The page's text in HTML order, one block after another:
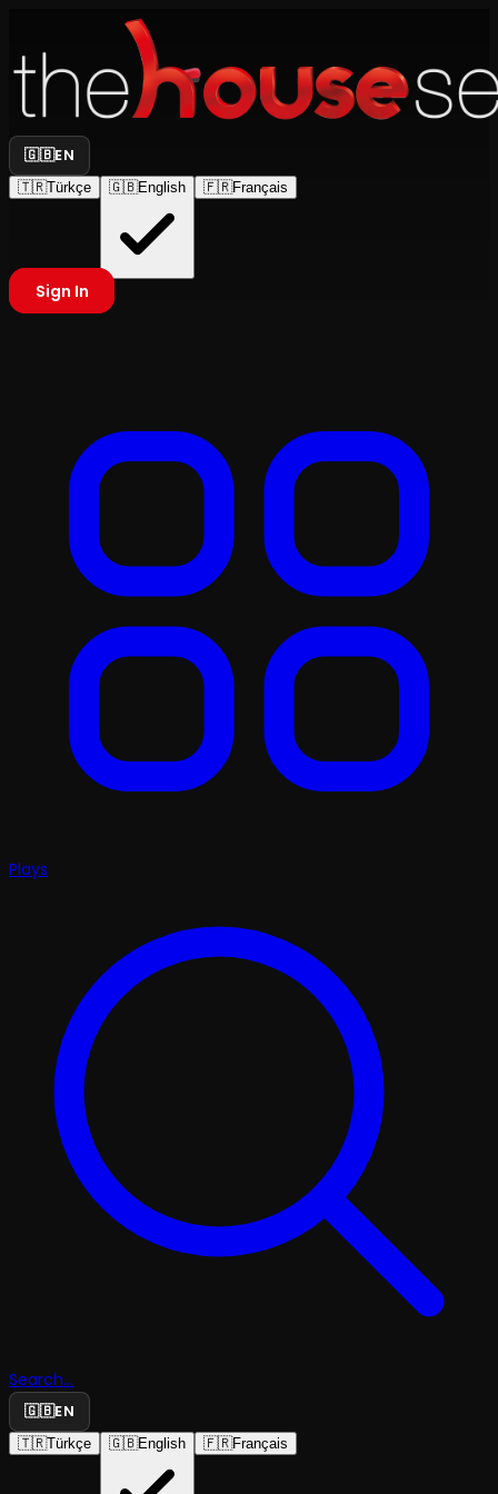
🇬🇧EN
🇹🇷Türkçe 🇬🇧English 🇫🇷Français
Sign In
Plays
Search...
🇬🇧EN
🇹🇷Türkçe 🇬🇧English 🇫🇷Français